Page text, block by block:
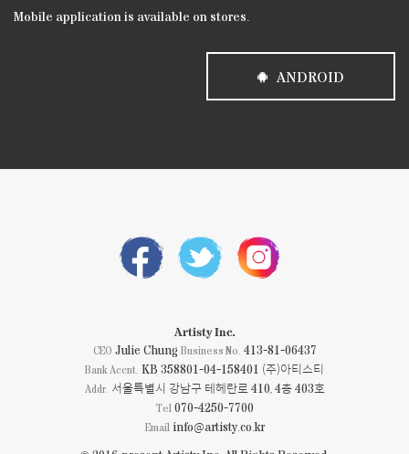
Mobile application is available on stores.
ANDROID
Artisty Inc.
CEO Julie Chung Business No. 413-81-06437
Bank Accnt. KB 358801-04-158401 (주)아티스티
Addr. 서울특별시 강남구 테헤란로 410, 4층 403호
Tel070-4250-7700
Emailinfo@artisty.co.kr